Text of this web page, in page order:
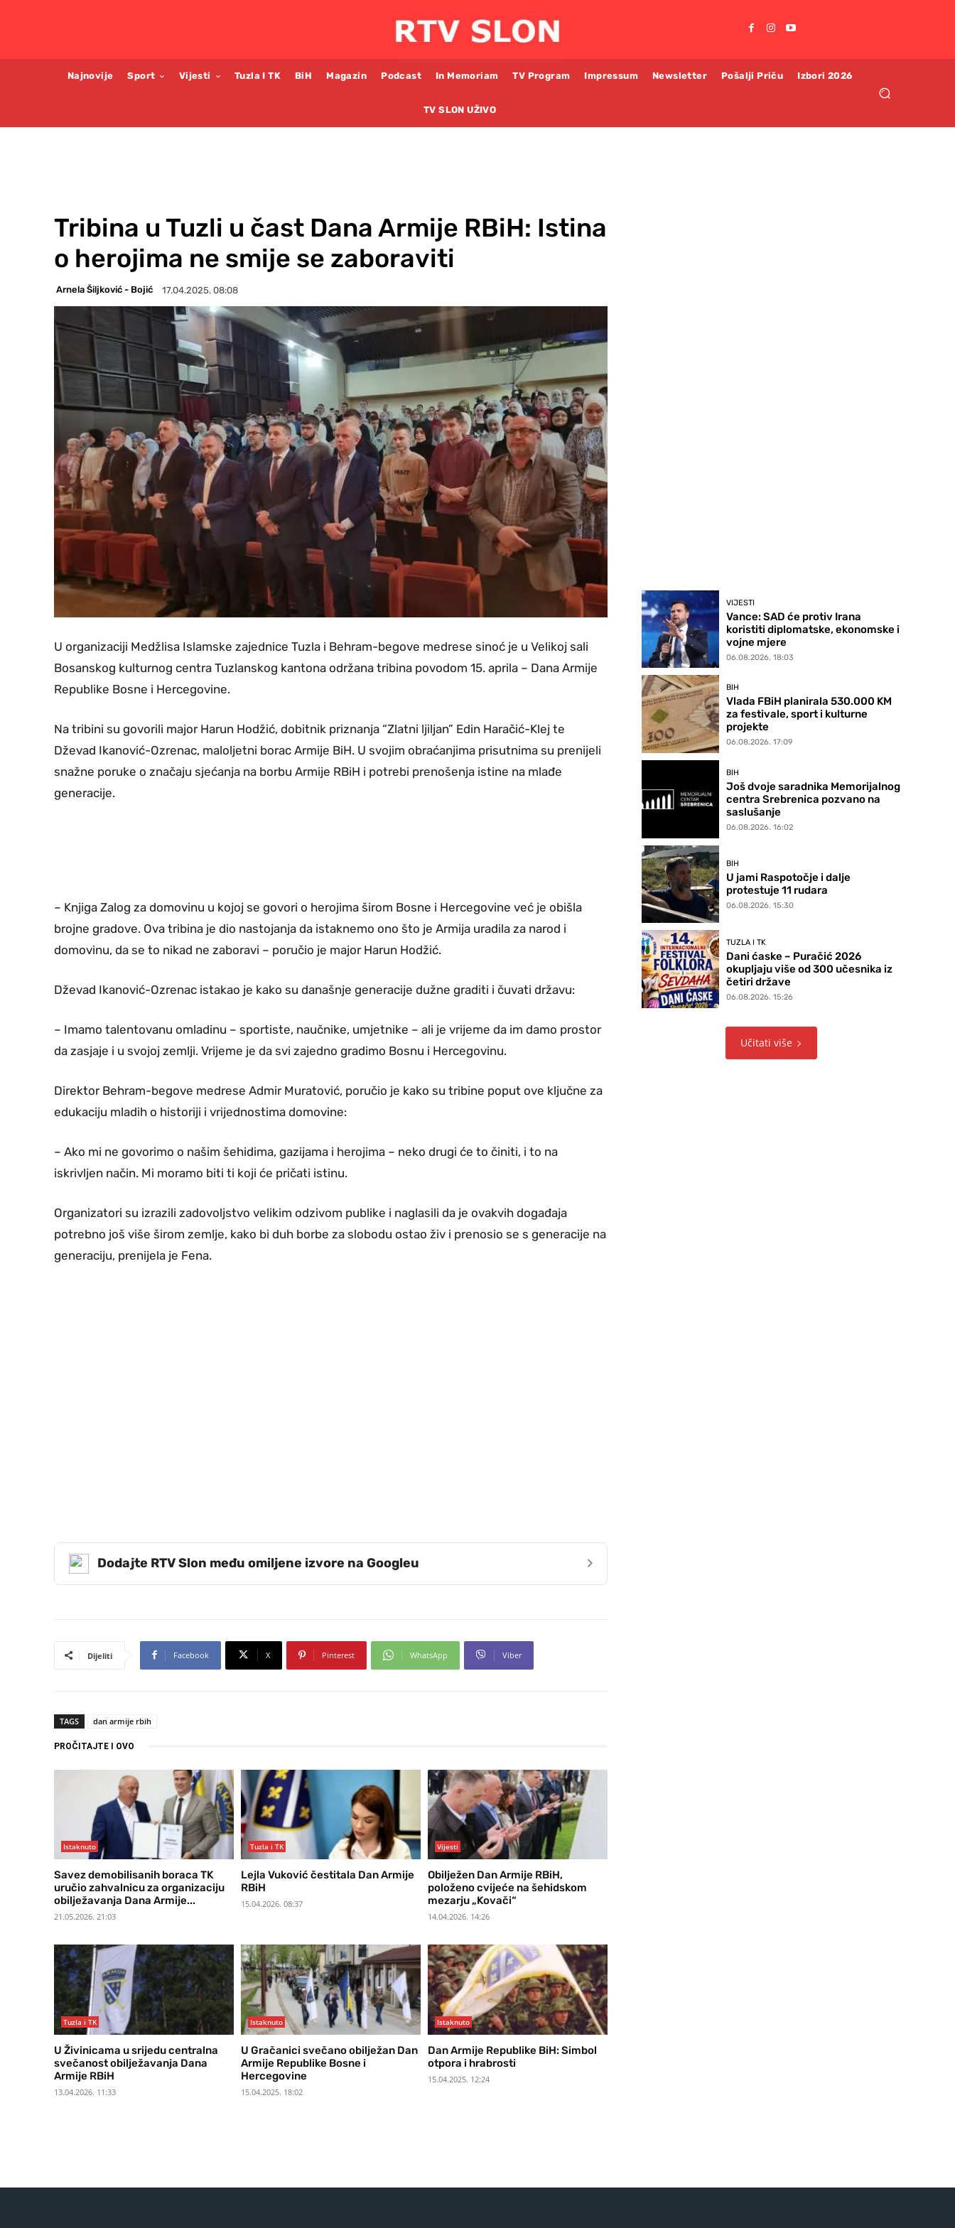
Najnovije Sport Vijesti Tuzla I TK BiH Magazin Podcast In Memoriam TV Program Impressum Newsletter Pošalji Priču Izbori 2026
TV SLON UŽIVO
Tribina u Tuzli u čast Dana Armije RBiH: Istina
o herojima ne smije se zaboraviti
Arnela Šiljković - Bojić 17.04.2025. 08:08
U organizaciji Medžlisa Islamske zajednice Tuzla i Behram-begove medrese sinoć je u Velikoj sali
Bosanskog kulturnog centra Tuzlanskog kantona održana tribina povodom 15. aprila – Dana Armije
Republike Bosne i Hercegovine.
Na tribini su govorili major Harun Hodžić, dobitnik priznanja “Zlatni ljiljan” Edin Haračić-Klej te
Dževad Ikanović-Ozrenac, maloljetni borac Armije BiH. U svojim obraćanjima prisutnima su prenijeli
snažne poruke o značaju sjećanja na borbu Armije RBiH i potrebi prenošenja istine na mlađe
generacije.
– Knjiga Zalog za domovinu u kojoj se govori o herojima širom Bosne i Hercegovine već je obišla
brojne gradove. Ova tribina je dio nastojanja da istaknemo ono što je Armija uradila za narod i
domovinu, da se to nikad ne zaboravi – poručio je major Harun Hodžić.
Dževad Ikanović-Ozrenac istakao je kako su današnje generacije dužne graditi i čuvati državu:
– Imamo talentovanu omladinu – sportiste, naučnike, umjetnike – ali je vrijeme da im damo prostor
da zasjaje i u svojoj zemlji. Vrijeme je da svi zajedno gradimo Bosnu i Hercegovinu.
Direktor Behram-begove medrese Admir Muratović, poručio je kako su tribine poput ove ključne za
edukaciju mladih o historiji i vrijednostima domovine:
– Ako mi ne govorimo o našim šehidima, gazijama i herojima – neko drugi će to činiti, i to na
iskrivljen način. Mi moramo biti ti koji će pričati istinu.
Organizatori su izrazili zadovoljstvo velikim odzivom publike i naglasili da je ovakvih događaja
potrebno još više širom zemlje, kako bi duh borbe za slobodu ostao živ i prenosio se s generacije na
generaciju, prenijela je Fena.
Dodajte RTV Slon među omiljene izvore na Googleu ›
Dijeliti Facebook X Pinterest WhatsApp Viber
TAGS dan armije rbih
PROČITAJTE I OVO
Istaknuto
Savez demobilisanih boraca TK
uručio zahvalnicu za organizaciju
obilježavanja Dana Armije...
21.05.2026. 21:03
Tuzla i TK
Lejla Vuković čestitala Dan Armije
RBiH
15.04.2026. 08:37
Vijesti
Obilježen Dan Armije RBiH,
položeno cvijeće na šehidskom
mezarju „Kovači“
14.04.2026. 14:26
Tuzla i TK
U Živinicama u srijedu centralna
svečanost obilježavanja Dana
Armije RBiH
13.04.2026. 11:33
Istaknuto
U Gračanici svečano obilježan Dan
Armije Republike Bosne i
Hercegovine
15.04.2025. 18:02
Istaknuto
Dan Armije Republike BiH: Simbol
otpora i hrabrosti
15.04.2025. 12:24
VIJESTI
Vance: SAD će protiv Irana
koristiti diplomatske, ekonomske i
vojne mjere
06.08.2026. 18:03
BIH
Vlada FBiH planirala 530.000 KM
za festivale, sport i kulturne
projekte
06.08.2026. 17:09
BIH
Još dvoje saradnika Memorijalnog
centra Srebrenica pozvano na
saslušanje
06.08.2026. 16:02
BIH
U jami Raspotočje i dalje
protestuje 11 rudara
06.08.2026. 15:30
TUZLA I TK
Dani ćaske – Puračić 2026
okupljaju više od 300 učesnika iz
četiri države
06.08.2026. 15:26
Učitati više